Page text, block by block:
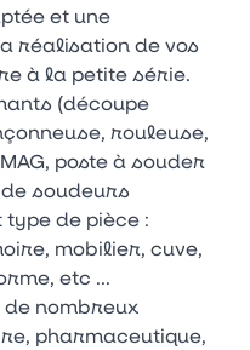
et une
réalisation de vos
à la petite série.
(découpe
rouleuse,
poste à souder
soudeurs
de pièce :
mobilier, cuve,
etc ...
de nombreux
pharmaceutique,